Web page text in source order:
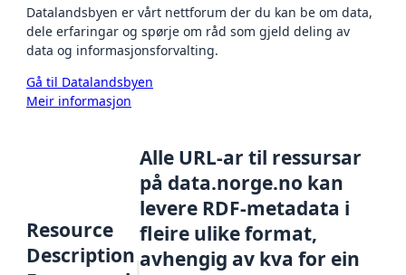
Datalandsbyen er vårt nettforum der du kan be om data,
dele erfaringar og spørje om råd som gjeld deling av
data og informasjonsforvalting.
Gå til Datalandsbyen
Meir informasjon
Resource
Description
Alle URL-ar til ressursar
på data.norge.no kan
levere RDF-metadata i
fleire ulike format,
avhengig av kva for ein